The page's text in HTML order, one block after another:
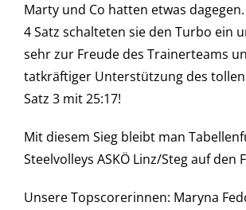
Marty und Co hatten etwas
4 Satz schalteten sie den Turbo ein
sehr zur Freude des Trainerteams
tatkräftiger Unterstützung des
Satz 3 mit 25:17!
Mit diesem Sieg bleibt man
Steelvolleys ASKÖ Linz/Steg auf den
Unsere Topscorerinnen: Maryna